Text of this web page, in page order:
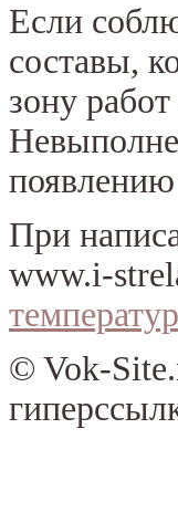
Если
составы,
зону
При
www.i-
© Vok-